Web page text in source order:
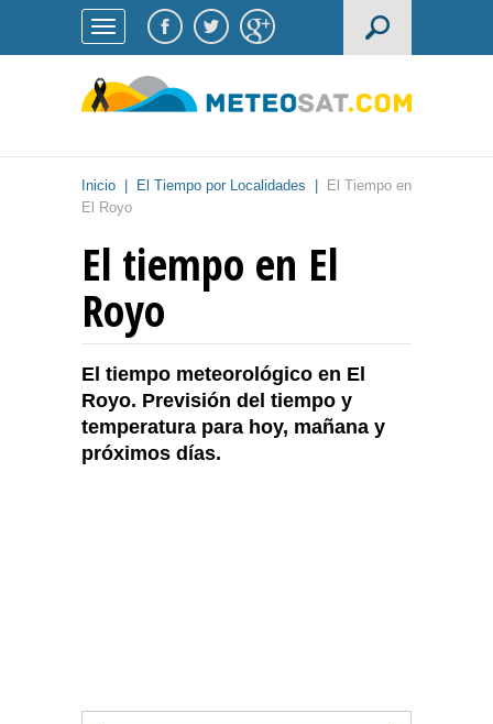
Inicio El Tiempo por Localidades
El Tiempo en
El Royo
El tiempo en El
Royo
El tiempo meteorológico en El
Royo. Previsión del tiempo y
temperatura para hoy, mañana y
próximos días.